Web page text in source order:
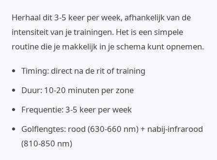
Herhaal dit 3-5 keer per week, afhankelijk van de
intensiteit van je trainingen. Het is een simpele
routine die je makkelijk in je schema kunt opnemen.
Timing: direct na de rit of training
Duur: 10-20 minuten per zone
Frequentie: 3-5 keer per week
Golflengtes: rood (630-660 nm) + nabij-infrarood
(810-850 nm)